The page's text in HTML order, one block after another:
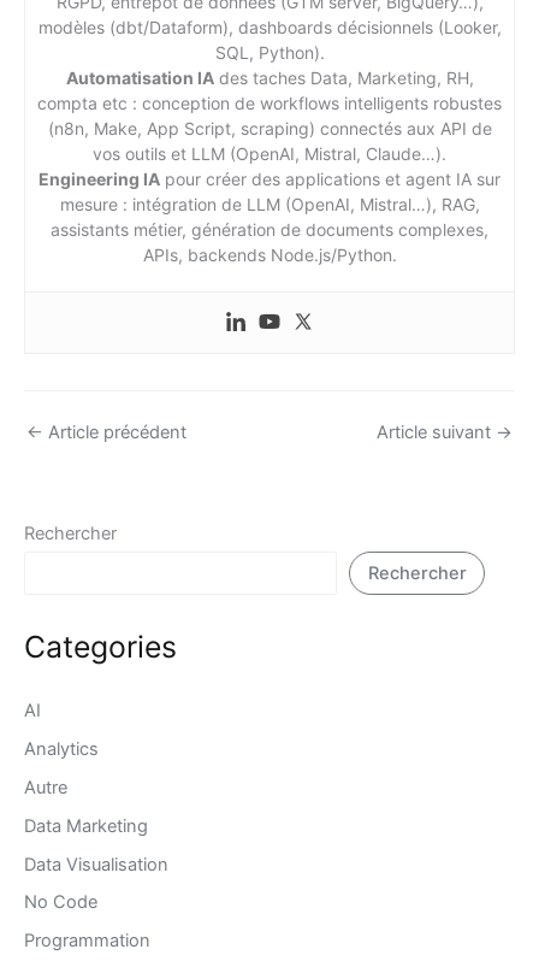
modèles (dbt/Dataform), dashboards décisionnels (Looker,
SQL, Python).
Automatisation IAdes taches Data, Marketing, RH,
compta etc : conception de workflows intelligents robustes
(n8n, Make, App Script, scraping) connectés aux API de
vos outils et LLM (OpenAI, Mistral, Claude…).
Engineering IA pour créer des applications et agent IA sur
mesure : intégration de LLM (OpenAI, Mistral…), RAG,
assistants métier, génération de documents complexes,
APIs, backends Node.js/Python.
← Article précédent Article suivant →
Rechercher
Rechercher
Categories
AI
Analytics
Autre
Data Marketing
Data Visualisation
No Code
Programmation